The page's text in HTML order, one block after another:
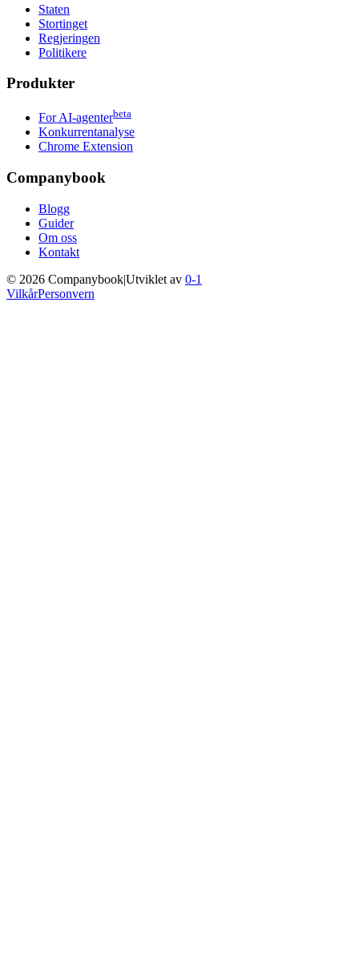
Staten
Stortinget
Regjeringen
Politikere
Produkter
For AI-agenterbeta
Konkurrentanalyse
Chrome Extension
Companybook
Blogg
Guider
Om oss
Kontakt
© 2026 Companybook|Utviklet av 0-1
VilkårPersonvern